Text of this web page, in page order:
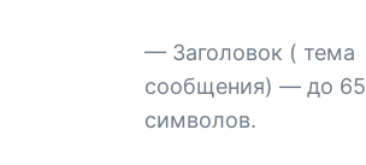
— Заголовок ( тема
сообщения) — до 65
символов.